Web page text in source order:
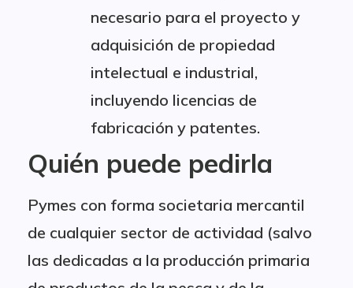
necesario para el proyecto y
adquisición de propiedad
intelectual e industrial,
incluyendo licencias de
fabricación y patentes.
Quién puede pedirla
Pymes con forma societaria mercantil
de cualquier sector de actividad (salvo
las dedicadas a la producción primaria